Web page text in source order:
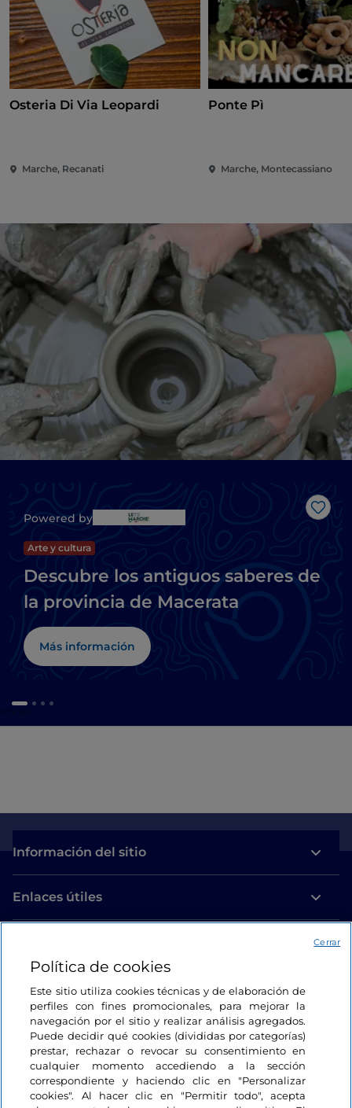
Osteria Di Via Leopardi
Marche, Recanati
Ponte Pì
Marche, Montecassiano
Me
Powered by
Arte y cultura
Descubre los antiguos saberes de
la provincia de Macerata
Más información
Información del sitio
Enlaces útiles
Estamos en contacto
Política de cookies
Este sitio utiliza cookies técnicas y de elaboración de
perfiles con fines promocionales, para mejorar la
navegación por el sitio y realizar análisis agregados.
Puede decidir qué cookies (divididas por categorías)
prestar, rechazar o revocar su consentimiento en
cualquier momento accediendo a la sección
correspondiente y haciendo clic en "Personalizar
cookies". Al hacer clic en "Permitir todo", acepta
Cerrar